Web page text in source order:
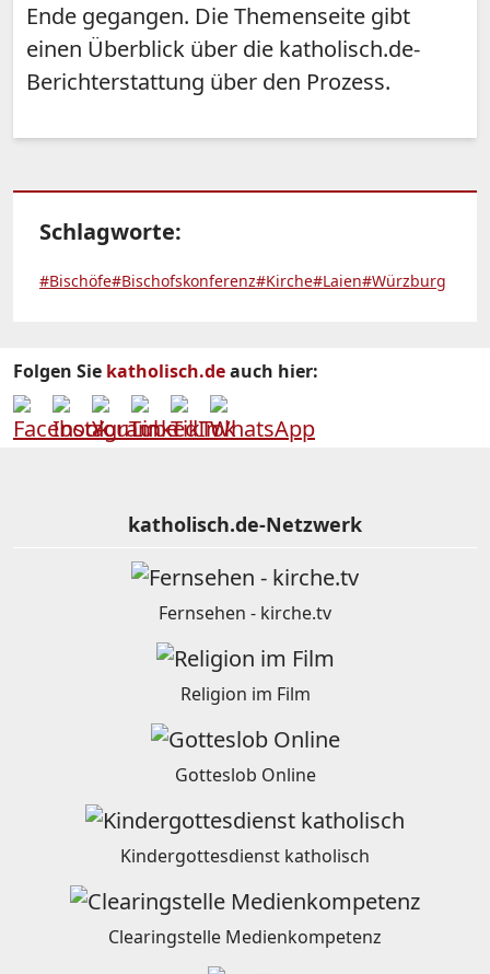
Ende gegangen. Die Themenseite gibt
einen Überblick über die katholisch.de-
Berichterstattung über den Prozess.
Schlagworte:
#Bischöfe#Bischofskonferenz#Kirche#Laien#Würzburg
Folgen Sie katholisch.deauch hier:
katholisch.de-Netzwerk
Fernsehen - kirche.tv
Religion im Film
Gotteslob Online
Kindergottesdienst katholisch
Clearingstelle Medienkompetenz